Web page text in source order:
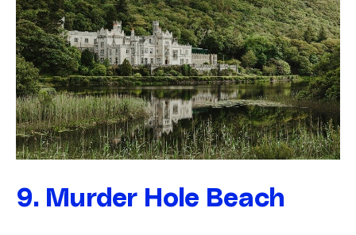
9. Murder Hole Beach